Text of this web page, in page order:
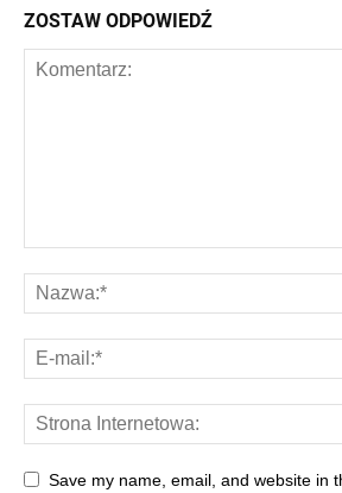
ZOSTAW ODPOWIEDŹ
Save my name, email, and website in